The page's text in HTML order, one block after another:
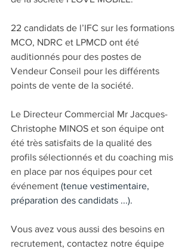
22 candidats de l’IFC sur les formations
MCO, NDRC et LPMCD ont été
auditionnés pour des postes de
Vendeur Conseil pour les différents
points de vente de la société.
Le Directeur Commercial Mr Jacques-
Christophe MINOS et son équipe ont
été très satisfaits de la qualité des
profils sélectionnés et du coaching mis
en place par nos équipes pour cet
événement (tenue vestimentaire,
préparation des candidats ...).
Vous avez vous aussi des besoins en
recrutement, contactez notre équipe